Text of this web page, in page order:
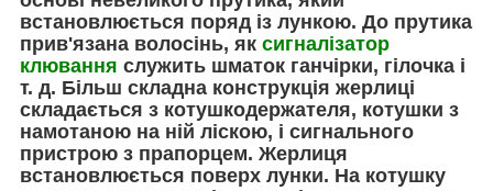
встановлюється поряд із лункою. До прутика
прив'язана волосінь, як сигналізатор
клювання служить шматок ганчірки, гілочка і
т. д. Більш складна конструкція жерлиці
складається з котушкодержателя, котушки з
намотаною на ній ліскою, і сигнального
пристрою з прапорцем. Жерлиця
встановлюється поверх лунки. На котушку